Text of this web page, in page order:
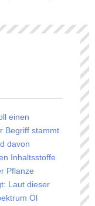
einen
Begriff stammt
davon
Inhaltsstoffe
Pflanze
Laut dieser
Öl